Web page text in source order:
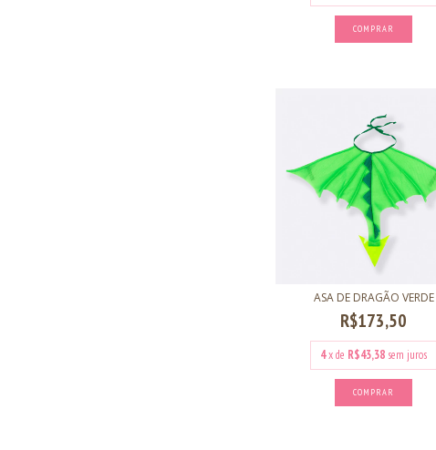
COMPRAR
ASA DE DRAGÃO VERDE
R$173,50
4x de R$43,38 sem juros
COMPRAR